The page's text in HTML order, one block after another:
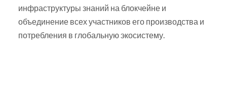
инфраструктуры знаний на блокчейне и
объединение всех участников его производства и
потребления в глобальную экосистему.